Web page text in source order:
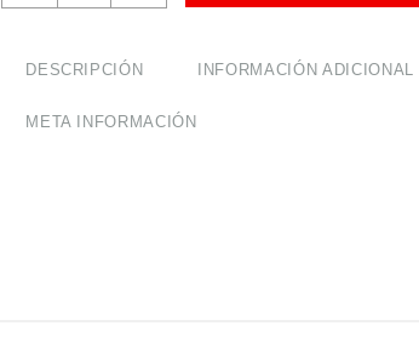
B3950
DESCRIPCIÓN INFORMACIÓN ADICIONAL
META INFORMACIÓN